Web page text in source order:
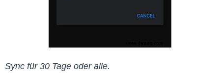
Sync für 30 Tage oder alle.